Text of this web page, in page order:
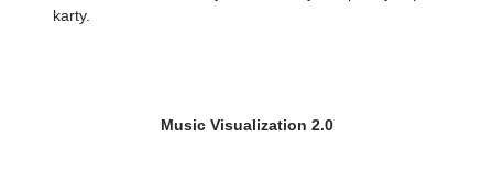
karty.
Music Visualization 2.0